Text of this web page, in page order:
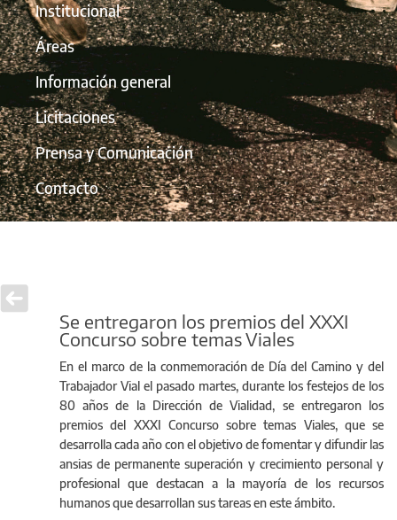
Institucional
Áreas
Información general
Licitaciones
Prensa y Comunicación
Contacto
Se entregaron los premios del XXXI
Concurso sobre temas Viales
En el marco de la conmemoración de Día del Camino y del
Trabajador Vial el pasado martes, durante los festejos de los
80 años de la Dirección de Vialidad, se entregaron los
premios del XXXI Concurso sobre temas Viales, que se
desarrolla cada año con el objetivo de fomentar y difundir las
ansias de permanente superación y crecimiento personal y
profesional que destacan a la mayoría de los recursos
humanos que desarrollan sus tareas en este ámbito.